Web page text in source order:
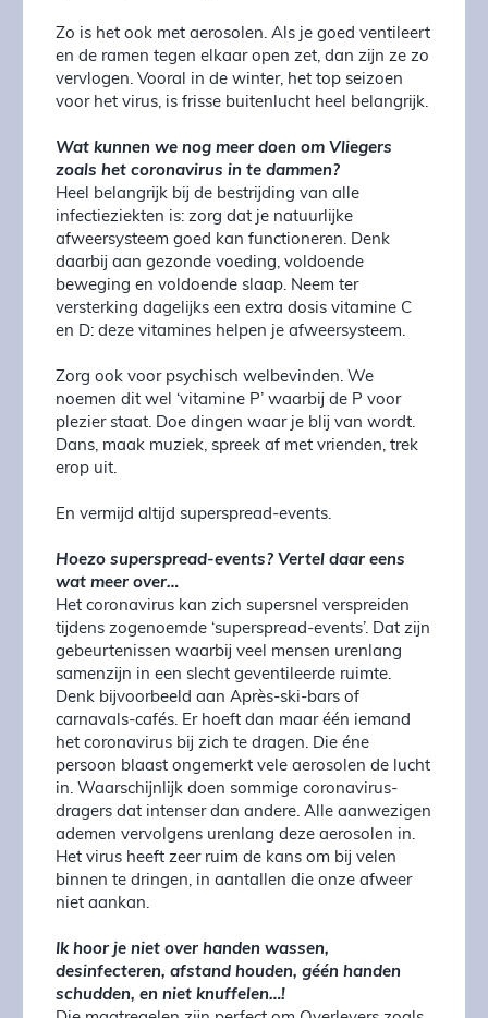
Zo is het ook met aerosolen. Als je goed ventileert
en de ramen tegen elkaar open zet, dan zijn ze zo
vervlogen. Vooral in de winter, het top seizoen
voor het virus, is frisse buitenlucht heel belangrijk.
Wat kunnen we nog meer doen om Vliegers
zoals het coronavirus in te dammen?
Heel belangrijk bij de bestrijding van alle
infectieziekten is: zorg dat je natuurlijke
afweersysteem goed kan functioneren. Denk
daarbij aan gezonde voeding, voldoende
beweging en voldoende slaap. Neem ter
versterking dagelijks een extra dosis vitamine C
en D: deze vitamines helpen je afweersysteem.
Zorg ook voor psychisch welbevinden. We
noemen dit wel ‘vitamine P’ waarbij de P voor
plezier staat. Doe dingen waar je blij van wordt.
Dans, maak muziek, spreek af met vrienden, trek
erop uit.
En vermijd altijd superspread-events.
Hoezo superspread-events? Vertel daar eens
wat meer over…
Het coronavirus kan zich supersnel verspreiden
tijdens zogenoemde ‘superspread-events’. Dat zijn
gebeurtenissen waarbij veel mensen urenlang
samenzijn in een slecht geventileerde ruimte.
Denk bijvoorbeeld aan Après-ski-bars of
carnavals-cafés. Er hoeft dan maar één iemand
het coronavirus bij zich te dragen. Die éne
persoon blaast ongemerkt vele aerosolen de lucht
in. Waarschijnlijk doen sommige coronavirus-
dragers dat intenser dan andere. Alle aanwezigen
ademen vervolgens urenlang deze aerosolen in.
Het virus heeft zeer ruim de kans om bij velen
binnen te dringen, in aantallen die onze afweer
niet aankan.
Ik hoor je niet over handen wassen,
desinfecteren, afstand houden, géén handen
schudden, en niet knuffelen…!